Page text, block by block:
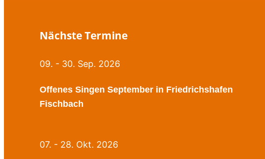
Nächste Termine
09. - 30. Sep. 2026
Offenes Singen September in Friedrichshafen
Fischbach
07. - 28. Okt. 2026